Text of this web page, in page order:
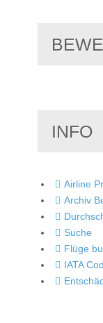
INFO
Airline
Archiv
Suche
Flüge
IATA